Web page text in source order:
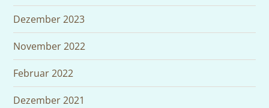
Dezember 2023
November 2022
Februar 2022
Dezember 2021